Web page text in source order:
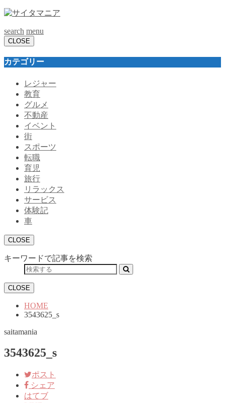
search menu
CLOSE
カテゴリー
レジャー
教育
グルメ
不動産
イベント
街
スポーツ
転職
育児
旅行
リラックス
サービス
体験記
車
CLOSE
キーワードで記事を検索
CLOSE
HOME
3543625_s
saitamania
3543625_s
ポスト
シェア
はてブ